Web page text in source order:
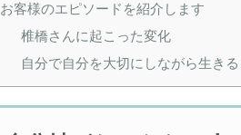
お客様のエピソードを紹介します
椎橋さんに起こった変化
自分で自分を大切にしながら生きる